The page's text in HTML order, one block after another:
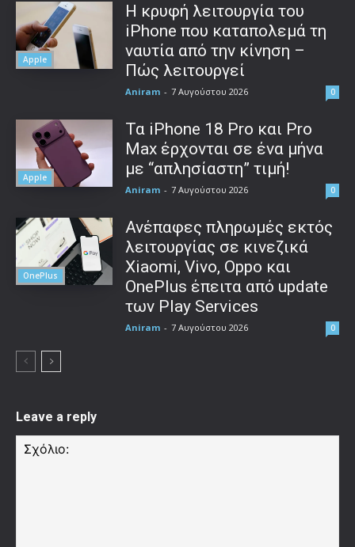
Apple
Η κρυφή λειτουργία του
iPhone που καταπολεμά τη
ναυτία από την κίνηση –
Πώς λειτουργεί
Aniram - 7 Αυγούστου 2026 0
Apple
Τα iPhone 18 Pro και Pro
Max έρχονται σε ένα μήνα
με “απλησίαστη” τιμή!
Aniram - 7 Αυγούστου 2026 0
OnePlus
Ανέπαφες πληρωμές εκτός
λειτουργίας σε κινεζικά
Xiaomi, Vivo, Oppo και
OnePlus έπειτα από update
των Play Services
Aniram - 7 Αυγούστου 2026 0
Leave a reply